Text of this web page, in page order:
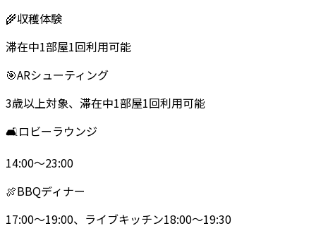
🌾収穫体験
滞在中1部屋1回利用可能
🎯ARシューティング
3歳以上対象、滞在中1部屋1回利用可能
🛋️ロビーラウンジ
14:00～23:00
🍖BBQディナー
17:00～19:00、ライブキッチン18:00～19:30